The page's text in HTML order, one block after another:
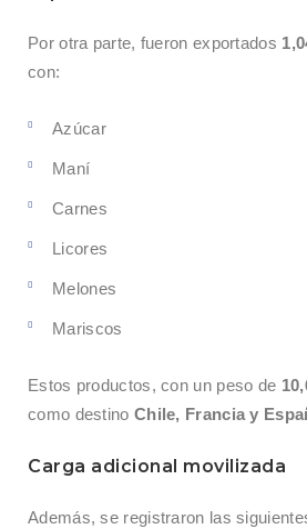
Por otra parte, fueron exportados
con:
Azúcar
Maní
Carnes
Licores
Melones
Mariscos
Estos productos, con un peso de
como destino Chile, Francia y
Carga adicional movilizada
Además, se registraron las